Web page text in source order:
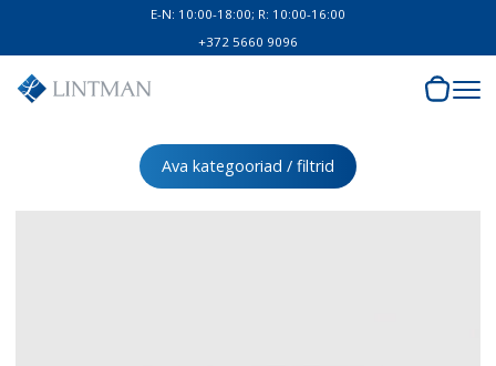
E-N: 10:00-18:00; R: 10:00-16:00
+372 5660 9096
Ava kategooriad / filtrid